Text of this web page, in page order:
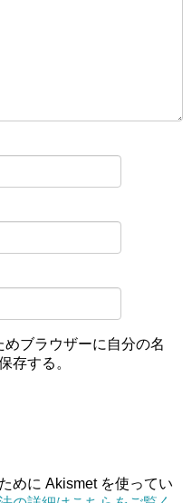
ブラウザーに自分の名
存する。
めに Akismet を使ってい